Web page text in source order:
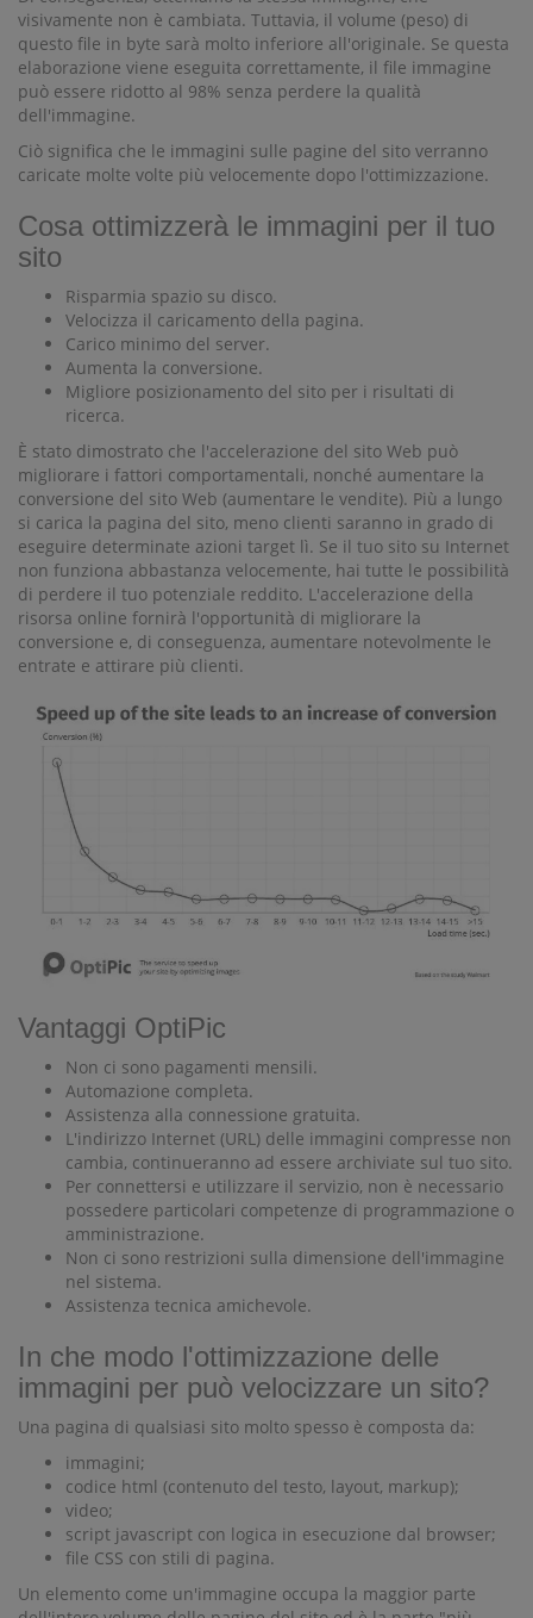
visivamente non è cambiata. Tuttavia, il volume (peso) di
questo file in byte sarà molto inferiore all'originale. Se questa
elaborazione viene eseguita correttamente, il file immagine
può essere ridotto al 98% senza perdere la qualità
dell'immagine.
Ciò significa che le immagini sulle pagine del sito verranno
caricate molte volte più velocemente dopo l'ottimizzazione.
Cosa ottimizzerà le immagini per il tuo
sito
Risparmia spazio su disco.
Velocizza il caricamento della pagina.
Carico minimo del server.
Aumenta la conversione.
Migliore posizionamento del sito per i risultati di
ricerca.
È stato dimostrato che l'accelerazione del sito Web può
migliorare i fattori comportamentali, nonché aumentare la
conversione del sito Web (aumentare le vendite). Più a lungo
si carica la pagina del sito, meno clienti saranno in grado di
eseguire determinate azioni target lì. Se il tuo sito su Internet
non funziona abbastanza velocemente, hai tutte le possibilità
di perdere il tuo potenziale reddito. L'accelerazione della
risorsa online fornirà l'opportunità di migliorare la
conversione e, di conseguenza, aumentare notevolmente le
entrate e attirare più clienti.
Vantaggi OptiPic
Non ci sono pagamenti mensili.
Automazione completa.
Assistenza alla connessione gratuita.
L'indirizzo Internet (URL) delle immagini compresse non
cambia, continueranno ad essere archiviate sul tuo sito.
Per connettersi e utilizzare il servizio, non è necessario
possedere particolari competenze di programmazione o
amministrazione.
Non ci sono restrizioni sulla dimensione dell'immagine
nel sistema.
Assistenza tecnica amichevole.
In che modo l'ottimizzazione delle
immagini per può velocizzare un sito?
Una pagina di qualsiasi sito molto spesso è composta da:
immagini;
codice html (contenuto del testo, layout, markup);
video;
script javascript con logica in esecuzione dal browser;
file CSS con stili di pagina.
Un elemento come un'immagine occupa la maggior parte